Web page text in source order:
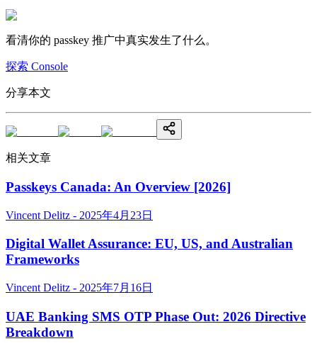
看清你的 passkey 推广中真实发生了什么。
探索 Console
分享本文
相关文章
Passkeys Canada: An Overview [2026]
Vincent Delitz - 2025年4月23日
Digital Wallet Assurance: EU, US, and Australian
Frameworks
Vincent Delitz - 2025年7月16日
UAE Banking SMS OTP Phase Out: 2026 Directive
Breakdown